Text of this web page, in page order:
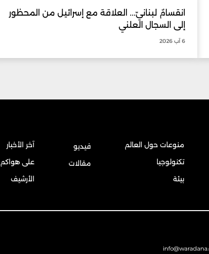
انقسامٌ لبنانيّ... العلاقة مع إسرائيل من المحظور
إلى السجال العلني
6 آب 2026
منوعات حول العالم
تكنولوجيا
بيئة
فيديو
مقالات
آخر الأخبار
على هواكم
الأرشيف